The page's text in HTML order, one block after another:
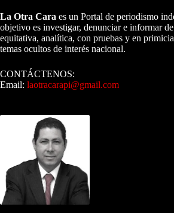
La Otra Cara es un Portal de periodismo
objetivo es investigar, denunciar e informar
equitativa, analítica, con pruebas y en
temas ocultos de interés nacional.
CONTÁCTENOS:
Email: laotracarapi@gmail.com